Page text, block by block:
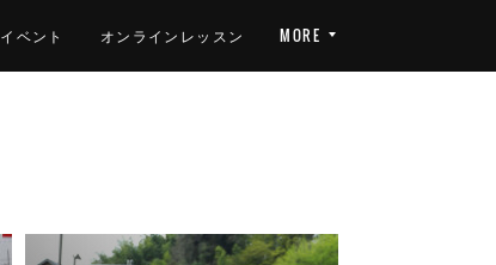
イベント オンラインレッスン MORE